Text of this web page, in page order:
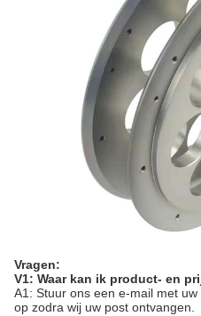
Vragen:
V1: Waar kan ik product- en
A1: Stuur ons een e-mail met
op zodra wij uw post ontvangen.